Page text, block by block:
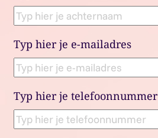
Typ hier je e-mailadres
Typ hier je telefoonnummer